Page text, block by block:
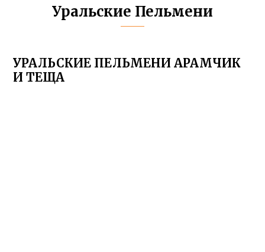
Уральские Пельмени
УРАЛЬСКИЕ ПЕЛЬМЕНИ АРАМЧИК
И ТЕЩА